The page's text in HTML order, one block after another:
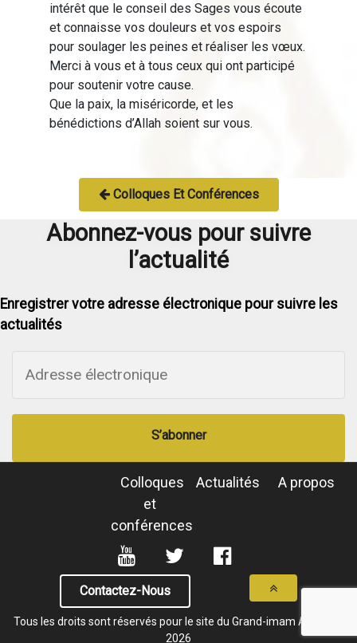
intérêt que le conseil des Sages vous écoute
et connaisse vos douleurs et vos espoirs
pour soulager les peines et réaliser les vœux.
Merci à vous et à tous ceux qui ont participé
pour soutenir votre cause.
Que la paix, la miséricorde, et les
bénédictions d’Allah soient sur vous.
Colloques Et Conférences
Abonnez-vous pour suivre
l’actualité
Enregistrer votre adresse électronique pour suivre les
actualités
S’abonner
A propos
Actualités
Colloques
et
conférences
Contactez-Nous
Tous les droits sont réservés pour le site du Grand-imam Al-Tayeb
2026